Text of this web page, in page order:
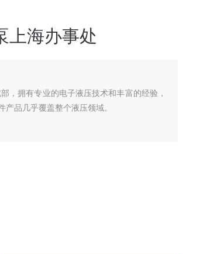
上海办事处
，拥有专业的电子液压技术和丰富的经验，
品几乎覆盖整个液压领域。